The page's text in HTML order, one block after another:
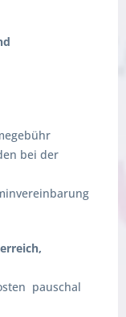
bei der
pauschal